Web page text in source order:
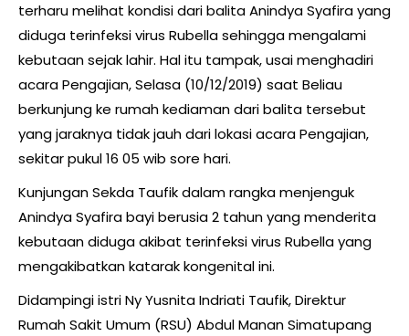
terharu melihat kondisi dari balita Anindya Syafira yang
diduga terinfeksi virus Rubella sehingga mengalami
kebutaan sejak lahir. Hal itu tampak, usai menghadiri
acara Pengajian, Selasa (10/12/2019) saat Beliau
berkunjung ke rumah kediaman dari balita tersebut
yang jaraknya tidak jauh dari lokasi acara Pengajian,
sekitar pukul 16 05 wib sore hari.
Kunjungan Sekda Taufik dalam rangka menjenguk
Anindya Syafira bayi berusia 2 tahun yang menderita
kebutaan diduga akibat terinfeksi virus Rubella yang
mengakibatkan katarak kongenital ini.
Didampingi istri Ny Yusnita Indriati Taufik, Direktur
Rumah Sakit Umum (RSU) Abdul Manan Simatupang